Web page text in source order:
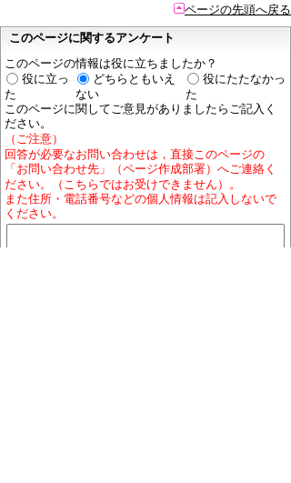
ページの先頭へ戻る
このページに関するアンケート
このページの情報は役に立ちましたか？
役に立っ
た
どちらともいえ
ない
役にたたなかっ
た
このページに関してご意見がありましたらご記入く
ださい。
（ご注意）
回答が必要なお問い合わせは，直接このページの
「お問い合わせ先」（ページ作成部署）へご連絡く
ださい。（こちらではお受けできません）。
また住所・電話番号などの個人情報は記入しないで
ください。